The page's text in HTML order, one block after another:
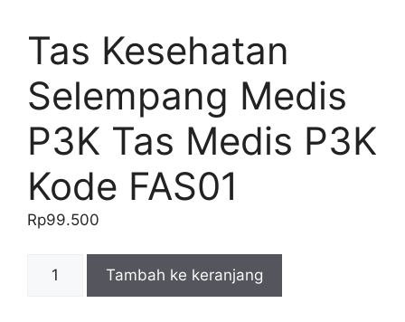
Tas Kesehatan
Selempang Medis
P3K Tas Medis P3K
Kode FAS01
Rp99.500
Kuantitas
Tambah ke keranjang